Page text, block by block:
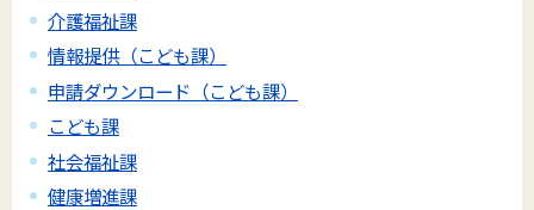
介護福祉課
情報提供（こども課）
申請ダウンロード（こども課）
こども課
社会福祉課
健康増進課